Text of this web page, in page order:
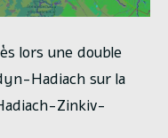
lors une double
Hadiach sur la
Zinkiv-